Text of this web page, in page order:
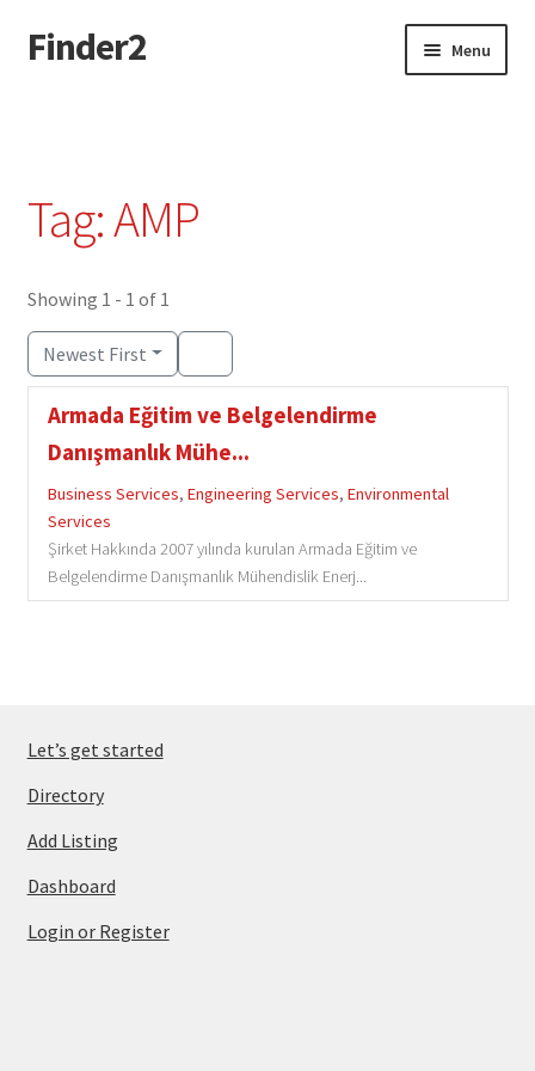
Skip
to
Skip
to
Finder2 Menu
Tag: AMP
Showing 1 - 1 of 1
Newest First
Armada Eğitim ve Belgelendirme
Danışmanlık Mühe...
Business Services, Engineering Services, Environmental
Services
Şirket Hakkında 2007 yılında kurulan Armada Eğitim ve
Belgelendirme Danışmanlık Mühendislik Enerj...
Let’s get started
Directory
Add Listing
Dashboard
Login or Register